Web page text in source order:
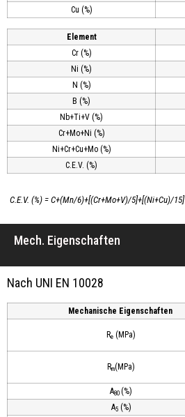
Cu (%)
Element
Cr (%)
Ni (%)
N (%)
B (%)
Nb+Ti+V (%)
Cr+Mo+Ni (%)
Ni+Cr+Cu+Mo (%)
C.E.V. (%)
C.E.V. (%) = C+(Mn/6)+[(Cr+Mo+V)/5]+[(Ni+Cu)/15]
Mech. Eigenschaften
Nach UNI EN 10028
Mechanische Eigenschaften
Re (MPa)
Rm(MPa)
A80 (%)
A5(%)